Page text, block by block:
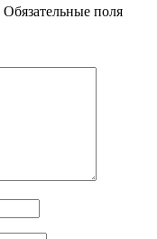
Обязательные поля